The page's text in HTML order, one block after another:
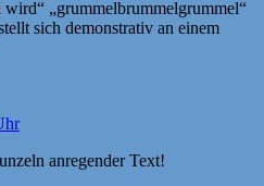
wird“ „grummelbrummelgrummel“
sich demonstrativ an einem
anregender Text!